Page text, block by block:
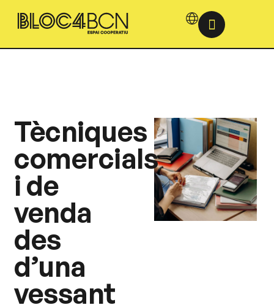
Tècniques
comercials
i de
venda
des
d’una
vessant